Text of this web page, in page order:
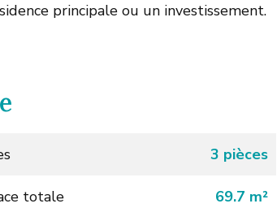
principale ou un investissement.
3 pièces
totale 69.7 m²